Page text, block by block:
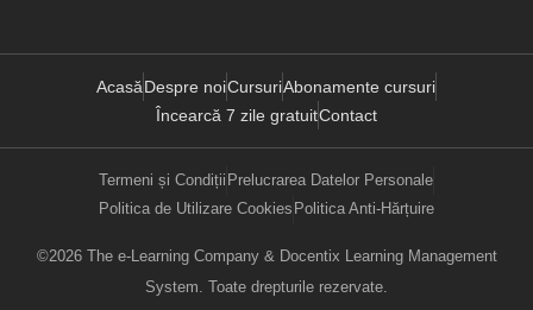
AcasăDespre noiCursuriAbonamente cursuri
Încearcă 7 zile gratuitContact
Termeni și Condiții Prelucrarea Datelor Personale
Politica de Utilizare Cookies Politica Anti-Hărțuire
©2026 The e-Learning Company & Docentix Learning Management
System. Toate drepturile rezervate.